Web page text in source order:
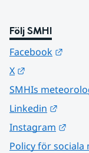
Följ SMHI
Facebook
X
SMHIs
Linkedin
Instagram
Policy för sociala